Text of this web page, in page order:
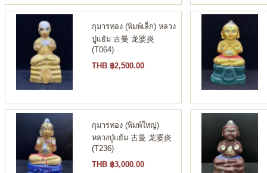
กุมารทอง (พิมพ์เล็ก) หลวง
ปู่แย้ม 古曼 龙婆炎
(T064)
THB ฿2,500.00
กุมารทอง (พิมพ์ใหญ่)
หลวงปู่แย้ม 古曼 龙婆炎
(T236)
THB ฿3,000.00